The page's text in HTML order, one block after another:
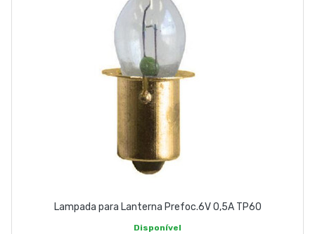
Lampada para Lanterna Prefoc.6V 0,5A TP60
Disponível